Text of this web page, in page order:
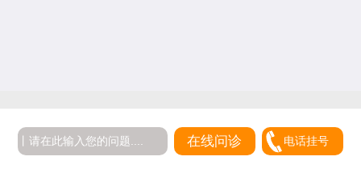
在线问诊 电话挂号